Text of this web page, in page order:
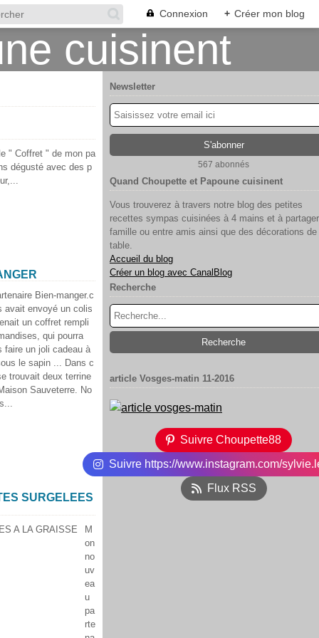
Connexion + Créer mon blog
" Coffret " de mon pa
dégusté avec des p
Bien-manger.c
avait envoyé un colis
un coffret rempli
qui pourra
faire un joli cadeau à
le sapin ... Dans c
trouvait deux terrine
Sauveterre. No
SURGELEES
M
on
no
uv
ea
u
pa
rte
Newsletter
567 abonnés
Quand Choupette et Papoune cuisinent
Vous trouverez à travers notre blog des petites
recettes sympas cuisinées à 4 mains et à
famille ou entre amis ainsi que des décorations de
table.
Accueil du blog
Créer un blog avec CanalBlog
Recherche
article Vosges-matin 11-2016
Suivre Choupette88
Suivre https://www.instagram.com/
Flux RSS